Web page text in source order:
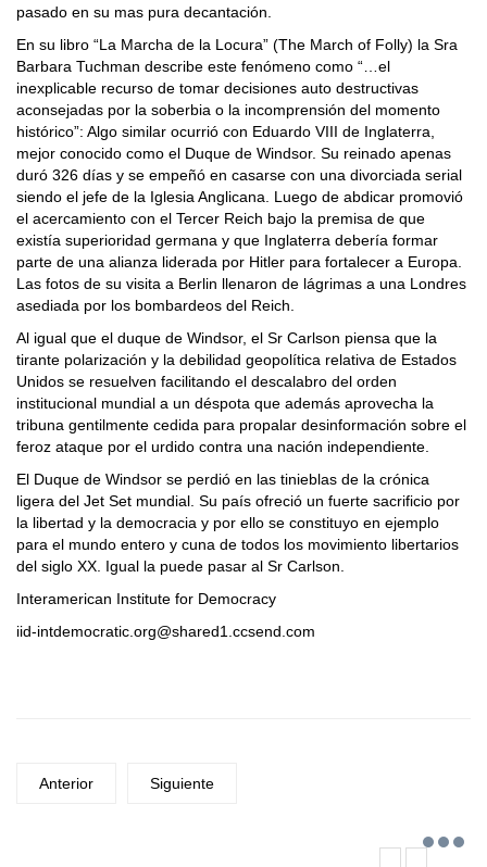
pasado en su mas pura decantación.
En su libro “La Marcha de la Locura” (The March of Folly) la Sra
Barbara Tuchman describe este fenómeno como “…el
inexplicable recurso de tomar decisiones auto destructivas
aconsejadas por la soberbia o la incomprensión del momento
histórico”: Algo similar ocurrió con Eduardo VIII de Inglaterra,
mejor conocido como el Duque de Windsor. Su reinado apenas
duró 326 días y se empeñó en casarse con una divorciada serial
siendo el jefe de la Iglesia Anglicana. Luego de abdicar promovió
el acercamiento con el Tercer Reich bajo la premisa de que
existía superioridad germana y que Inglaterra debería formar
parte de una alianza liderada por Hitler para fortalecer a Europa.
Las fotos de su visita a Berlin llenaron de lágrimas a una Londres
asediada por los bombardeos del Reich.
Al igual que el duque de Windsor, el Sr Carlson piensa que la
tirante polarización y la debilidad geopolítica relativa de Estados
Unidos se resuelven facilitando el descalabro del orden
institucional mundial a un déspota que además aprovecha la
tribuna gentilmente cedida para propalar desinformación sobre el
feroz ataque por el urdido contra una nación independiente.
El Duque de Windsor se perdió en las tinieblas de la crónica
ligera del Jet Set mundial. Su país ofreció un fuerte sacrificio por
la libertad y la democracia y por ello se constituyo en ejemplo
para el mundo entero y cuna de todos los movimiento libertarios
del siglo XX. Igual la puede pasar al Sr Carlson.
Interamerican Institute for Democracy
iid-intdemocratic.org@shared1.ccsend.com
Anterior Siguiente